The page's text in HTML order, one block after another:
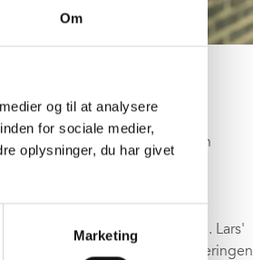
Om
og til at analysere
for sociale medier,
oplysninger, du har givet
Marketing
januar 1997, og i år kunne han
for familie, venner og
contractors egne tegnestue. Lars'
godt fra start, fordi projekteringen